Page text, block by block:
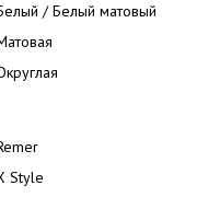
/ Белый матовый
Style